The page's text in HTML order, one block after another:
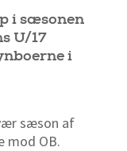
i sæsonen
U/17
i
sæson af
mod OB.